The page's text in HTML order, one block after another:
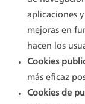
aplicaciones
mejoras en
hacen los
Cookies
más eficaz
Cookies de